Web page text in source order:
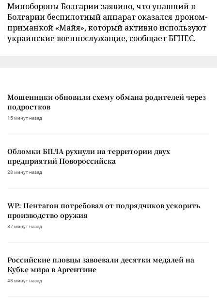
Минобороны Болгарии заявило, что упавший в
Болгарии беспилотный аппарат оказался дроном-
приманкой «Майя», который активно используют
украинские военнослужащие, сообщает БГНЕС.
Мошенники обновили схему обмана родителей через
подростков
15 минут назад
Обломки БПЛА рухнули на территории двух
предприятий Новороссийска
28 минут назад
WP: Пентагон потребовал от подрядчиков ускорить
производство оружия
37 минут назад
Российские пловцы завоевали десятки медалей на
Кубке мира в Аргентине
48 минут назад